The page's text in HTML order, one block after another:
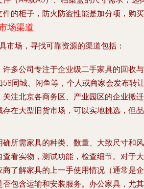
件的柜子，防火防盗性能是加分项，购
场渠道
市场，寻找可靠资源的渠道包括：
许多公司专注于企业级二手家具的回收
58同城、闲鱼等，个人或商家会发布转
关注北京各商务区、产业园区的企业搬
存在大型旧货市场，可以实地挑选，但
确所需家具的种类、数量、大致尺寸和
查看实物，测试功能，检查细节。对于
商了解家具的上一手使用情况（通常是
否包含运输和安装服务。办公家具，尤